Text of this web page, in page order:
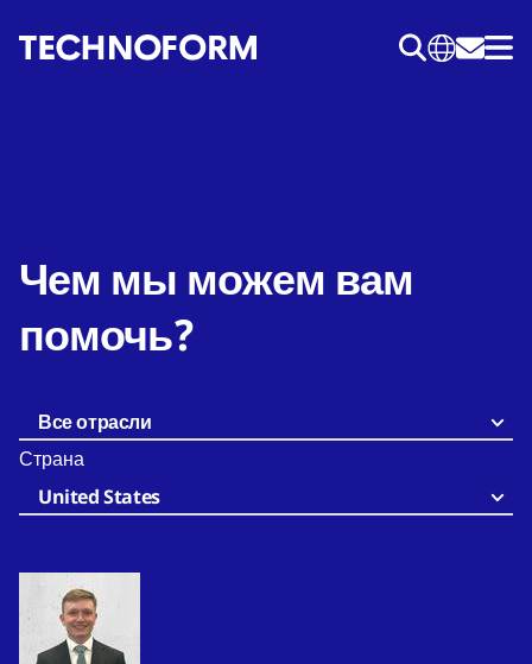
Чем мы можем вам
помочь?
Все отрасли
Страна
United States